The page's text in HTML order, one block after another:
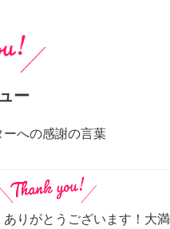
ー
への感謝の言葉
ありがとうございます！大